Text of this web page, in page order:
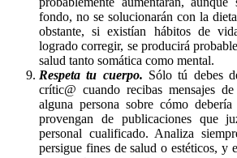
fondo, no se solucionarán con la
obstante, si existían hábitos de
logrado corregir, se producirá
salud tanto somática como mental.
Respeta tu cuerpo. Sólo tú debes
crític@ cuando recibas mensajes
alguna persona sobre cómo
provengan de publicaciones que
personal cualificado. Analiza
persigue fines de salud o estéticos, y